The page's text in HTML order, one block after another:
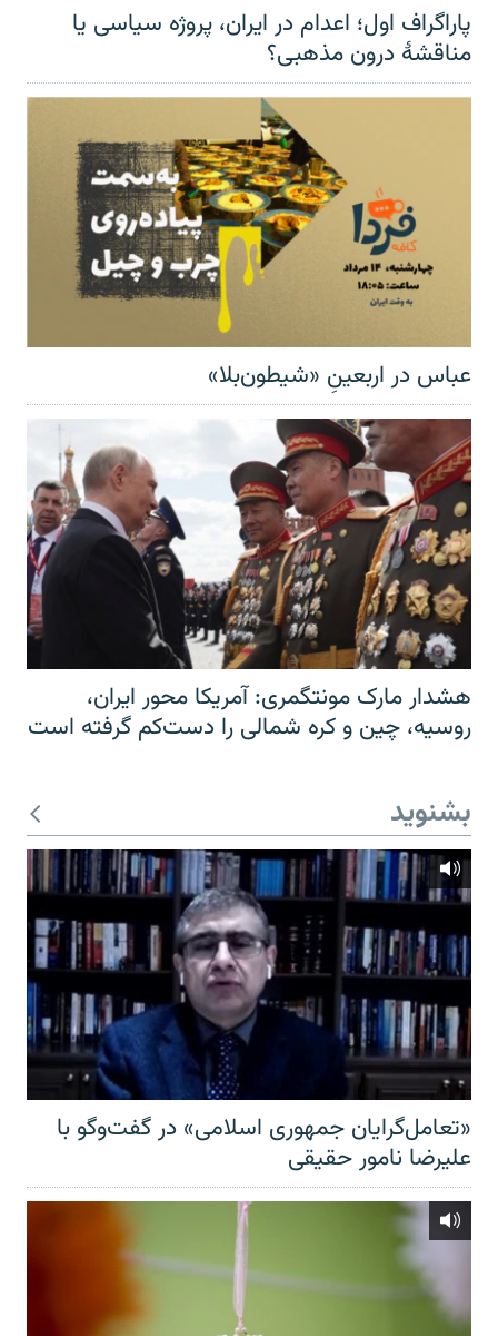
پاراگراف اول؛ اعدام در ایران، پروژه سیاسی یا
مناقشهٔ درون مذهبی؟
عباس در اربعینِ «شیطون‌بلا»
هشدار مارک مونتگمری: آمریکا محور ایران،
روسیه، چین و کره شمالی را دست‌کم گرفته است
بشنوید
«تعامل‌گرایان جمهوری اسلامی» در گفت‌وگو با
علیرضا نامور حقیقی